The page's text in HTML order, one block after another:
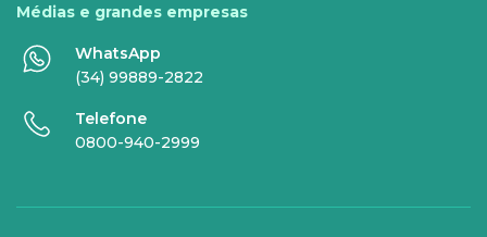
SERVIÇOS
DIGITAIS
Compartilhe Energia
Médias e grandes empresas
WhatsApp
(34) 99889-2822
Telefone
0800-940-2999